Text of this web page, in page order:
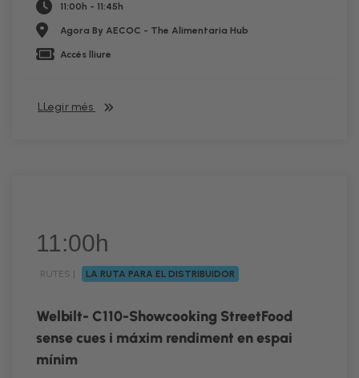
11:00h - 11:45h
Agora By AECOC - The Alimentaria Hub
Accés lliure
LLegir més
11:00h
RUTES | LA RUTA PARA EL DISTRIBUIDOR
Welbilt- C110-Showcooking StreetFood
sense cues i máxim rendiment en espai
mínim